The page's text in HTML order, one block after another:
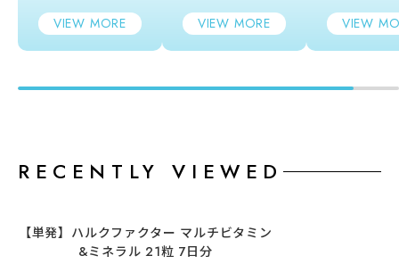
び亜鉛は、皮膚や粘膜の健康維持を助ける栄養素です。
・ビタミンEは、抗酸化作用により、体内の脂質を酸化か
・ビタミンB1 は、炭水化物からのエネルギー産生と皮膚
皮膚や粘膜の健康維持を助ける栄養素です。
す。
・ビタミンCは、皮膚や粘膜の健康維持を助けるととも
VIEW MORE VIEW MORE VIEW
RECENTLY VIEWED
【単発】ハルクファクター マルチビタミン
&ミネラル 21粒 7日分